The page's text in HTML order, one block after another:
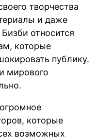
творчества
и даже
относится
которые
публику.
мирового
которые
возможных